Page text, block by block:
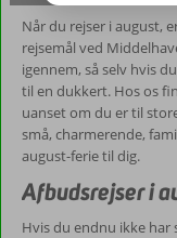
Når du rejser i august,
rejsemål ved
igennem, så selv hvis
til en dukkert. Hos os
uanset om du er til
små, charmerende,
august-ferie til dig.
Afbudsrejser i
Hvis du endnu ikke har